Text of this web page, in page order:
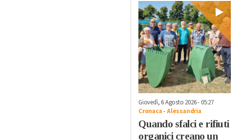
Giovedì, 6 Agosto 2026 - 05:27
Cronaca-Alessandria
Quando sfalci e rifiuti
organici creano un